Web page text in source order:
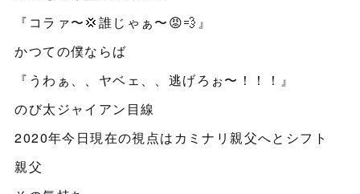
『コラァ〜💢誰じゃぁ〜😡💨』
かつての僕ならば
『うわぁ、、ヤベェ、、逃げろぉ〜！！！』
のび太ジャイアン目線
2020年今日現在の視点はカミナリ親父へとシフト
親父